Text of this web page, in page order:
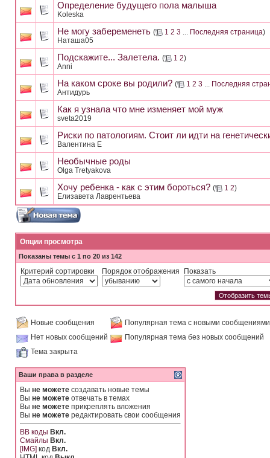
Определение будущего пола малыша
Koleska
Не могу забеременеть ( 1 2 3 ... Последняя страница)
Наташа05
Подскажите... Залетела. ( 1 2)
Anni
На каком сроке вы родили? ( 1 2 3 ... Последняя
Антидурь
Как я узнала что мне изменяет мой муж
sveta2019
Риски по патологиям. Стоит ли идти на
Валентина Е
Необычные роды
Olga Tretyakova
Хочу ребенка - как с этим бороться? ( 1 2)
Елизавета Лаврентьева
Опции просмотра
Показаны темы с 1 по 20 из 142
Критерий сортировки Порядок отображения Показать
Новые сообщения
Популярная тема с новыми сообщениями
Нет новых сообщений
Популярная тема без новых сообщений
Тема закрыта
Ваши права в разделе
Вы не можете создавать новые темы
Вы не можете отвечать в темах
Вы не можете прикреплять вложения
Вы не можете редактировать свои сообщения
BB коды Вкл.
Смайлы Вкл.
[IMG] код Вкл.